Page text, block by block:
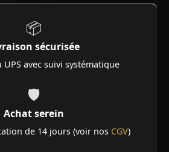
📦
sécurisée
UPS avec suivi systématique
🛡️
Achat serein
de 14 jours (voir nos CGV)